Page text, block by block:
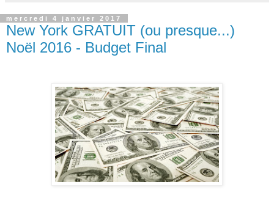
mercredi 4 janvier 2017
New York GRATUIT (ou presque...)
Noël 2016 - Budget Final